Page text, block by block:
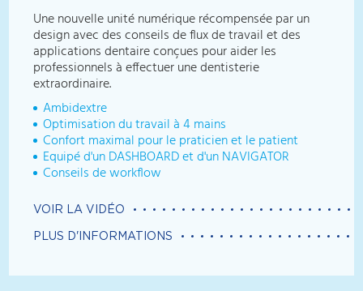
Une nouvelle unité numérique récompensée par un
design avec des conseils de flux de travail et des
applications dentaire conçues pour aider les
professionnels à effectuer une dentisterie
extraordinaire.
Ambidextre
Optimisation du travail à 4 mains
Confort maximal pour le praticien et le patient
Equipé d'un DASHBOARD et d'un NAVIGATOR
Conseils de workflow
VOIR LA VIDÉO
PLUS D'INFORMATIONS